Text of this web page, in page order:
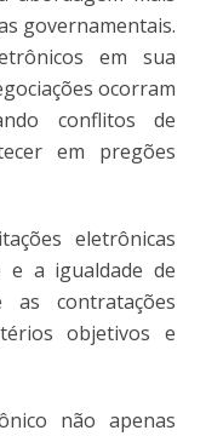
governamentais.
em sua
ocorram
conflitos de
em pregões
eletrônicas
e a igualdade de
as contratações
objetivos e
não apenas